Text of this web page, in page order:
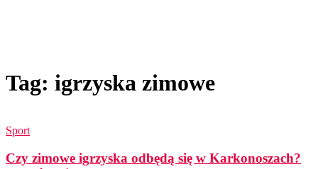
Tag: igrzyska zimowe
Sport
Czy zimowe igrzyska odbędą się w Karkonoszach?